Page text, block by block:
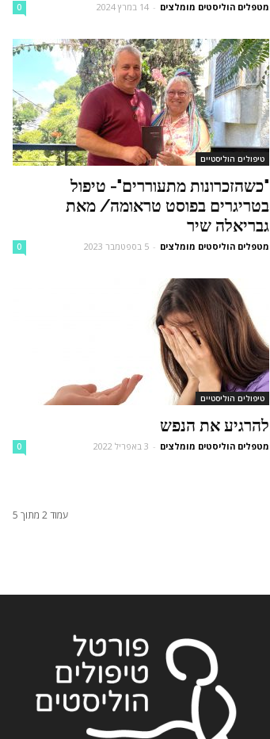
מטפלים הוליסטים מומלצים - 14 במרץ 2024 0
טיפולים הוליסטיים
"כשהזכרונות מתעוררים"- טיפול
בטריגרים בפוסט טראומה/ מאת
גבריאלה שיר
מטפלים הוליסטים מומלצים - 5 בספטמבר 2023 0
טיפולים הוליסטיים
להרגיע את הנפש
מטפלים הוליסטים מומלצים - 3 באפריל 2022 0
עמוד 2 מתוך 5